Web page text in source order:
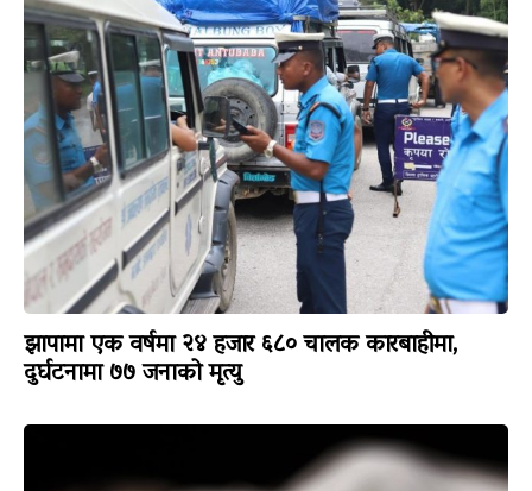
झापामा एक वर्षमा २४ हजार ६८० चालक कारबाहीमा,
दुर्घटनामा ७७ जनाको मृत्यु